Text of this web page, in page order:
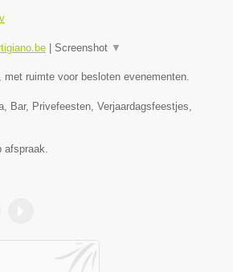
Screenshot ▼
met ruimte voor besloten evenementen.
Bar, Privefeesten, Verjaardagsfeestjes,
afspraak.